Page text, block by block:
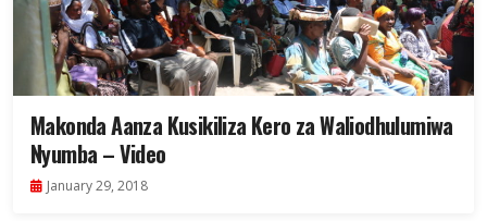
Makonda Aanza Kusikiliza Kero za Waliodhulumiwa
Nyumba – Video
January 29, 2018